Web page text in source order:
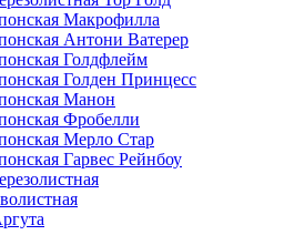
Макрофилла
Антони Ватерер
Голдфлейм
Голден Принцесс
Манон
Фробелли
Мерло Стар
Гарвес Рейнбоу